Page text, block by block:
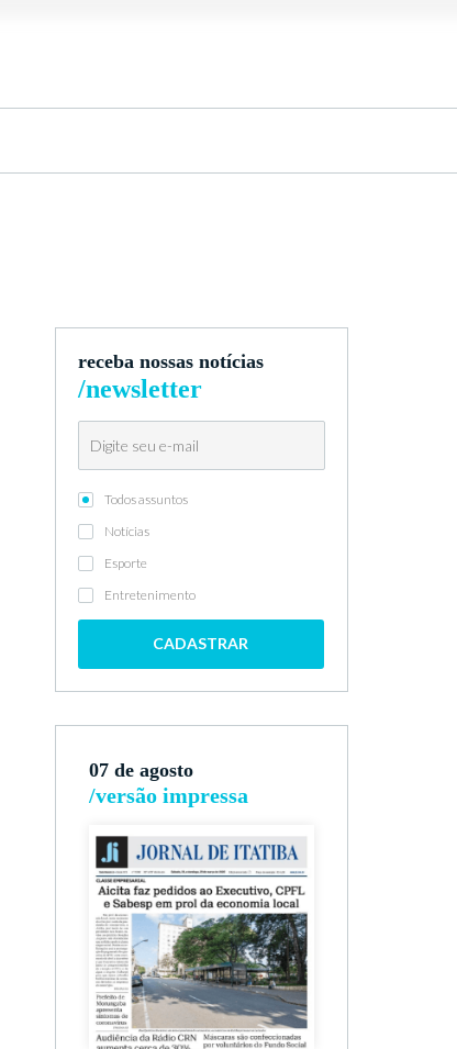
receba nossas notícias
/newsletter
Todos assuntos
Notícias
Esporte
Entretenimento
CADASTRAR
07 de agosto
/versão impressa